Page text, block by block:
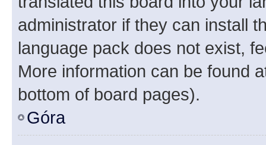
administrator if they can install
language pack does not exist,
More information can be found
bottom of board pages).
Góra